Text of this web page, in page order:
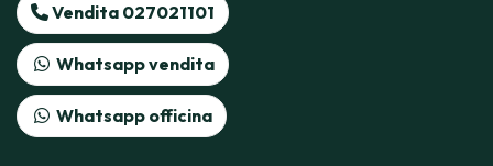
Vendita 027021101
Whatsapp vendita
Whatsapp officina